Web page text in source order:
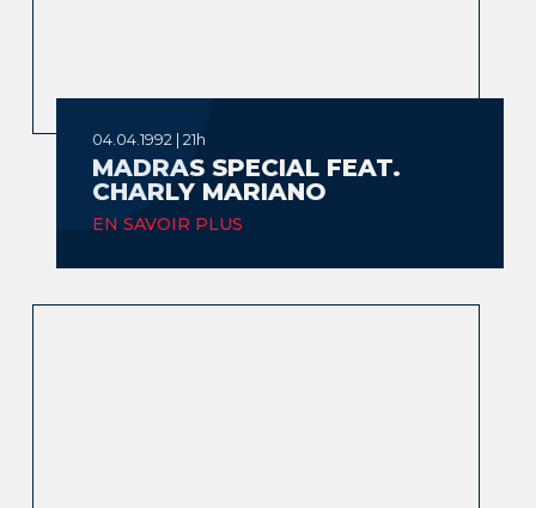
04.04.1992 | 21h
MADRAS SPECIAL FEAT.
CHARLY MARIANO
EN SAVOIR PLUS